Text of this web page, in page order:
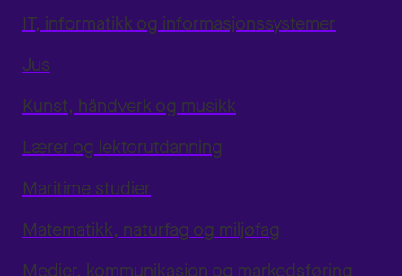
IT, informatikk og informasjonssystemer
Jus
Kunst, håndverk og musikk
Lærer og lektorutdanning
Maritime studier
Matematikk, naturfag og miljøfag